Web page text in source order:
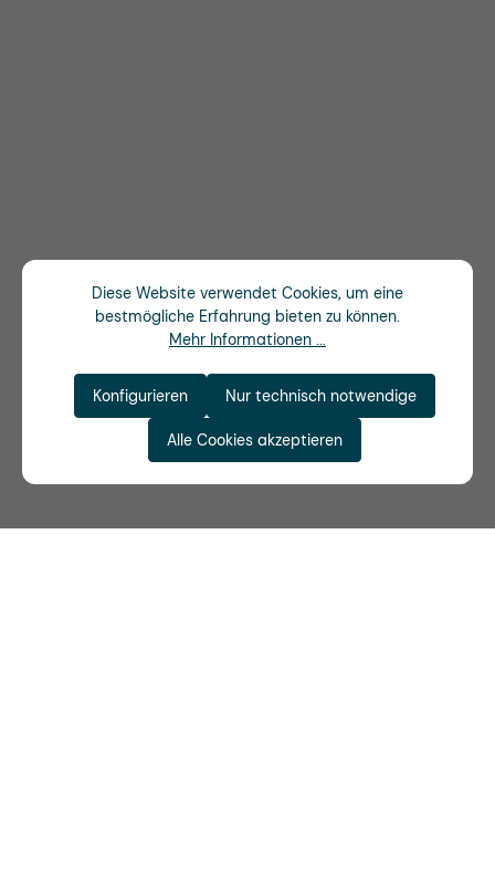
Diese Website verwendet Cookies, um eine
bestmögliche Erfahrung bieten zu können.
Mehr Informationen ...
Nur technisch notwendige
Konfigurieren
Alle Cookies akzeptieren